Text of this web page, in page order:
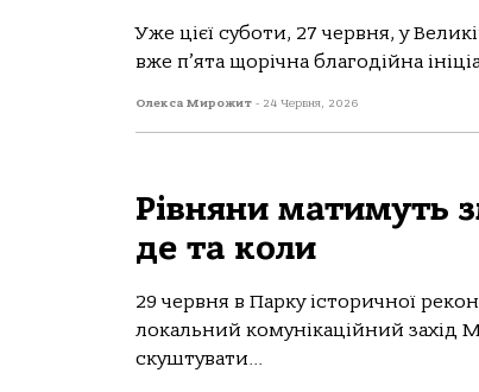
Уже цієї суботи, 27 червня, у
вже п’ята щорічна благодійна
Олекса Мирожит - 24 Червня, 2026
Рівняни матимуть
де та коли
29 червня в Парку історичної
локальний комунікаційний захід
скуштувати...